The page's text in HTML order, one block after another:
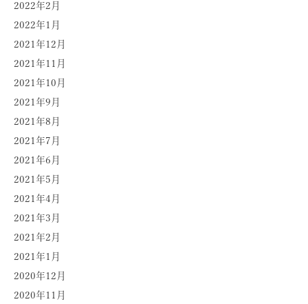
2022年2月
2022年1月
2021年12月
2021年11月
2021年10月
2021年9月
2021年8月
2021年7月
2021年6月
2021年5月
2021年4月
2021年3月
2021年2月
2021年1月
2020年12月
2020年11月